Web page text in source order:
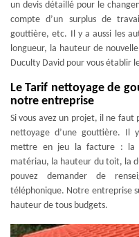
un devis détaillé pour le
compte d’un surplus de
gouttière, etc. Il y a aussi les
longueur, la hauteur de
Duculty David pour vous établir
Le Tarif nettoyage de
notre entreprise
Si vous avez un projet, il ne faut
nettoyage d’une gouttière. Il
mettre en jeu la facture : la
matériau, la hauteur du toit, la
pouvez demander de
téléphonique. Notre entreprise
hauteur de tous budgets.